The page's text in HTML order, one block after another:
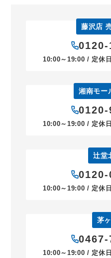
藤沢店
0120-
10:00～19:00 / 定休
湘南モー
0120-
10:00～19:00 / 定休
辻堂
0120-
10:00～19:00 / 定休
茅
0467-
10:00～19:00 / 定休